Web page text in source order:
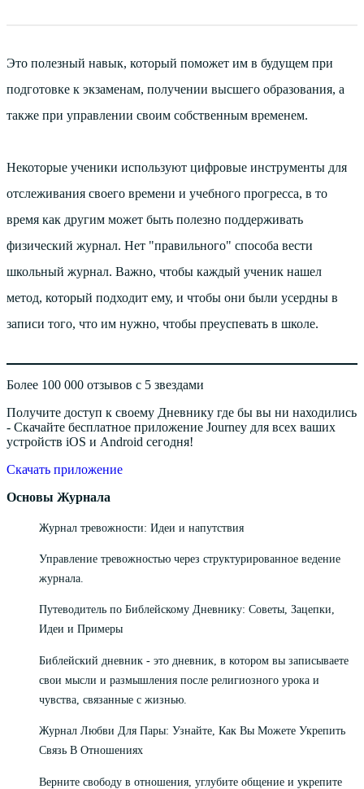
Это полезный навык, который поможет им в будущем при
подготовке к экзаменам, получении высшего образования, а
также при управлении своим собственным временем.
Некоторые ученики используют цифровые инструменты для
отслеживания своего времени и учебного прогресса, в то
время как другим может быть полезно поддерживать
физический журнал. Нет "правильного" способа вести
школьный журнал. Важно, чтобы каждый ученик нашел
метод, который подходит ему, и чтобы они были усердны в
записи того, что им нужно, чтобы преуспевать в школе.
Более 100 000 отзывов с 5 звездами
Получите доступ к своему Дневнику где бы вы ни находились
- Скачайте бесплатное приложение Journey для всех ваших
устройств iOS и Android сегодня!
Скачать приложение
Основы Журнала
Журнал тревожности: Идеи и напутствия
Управление тревожностью через структурированное ведение
журнала.
Путеводитель по Библейскому Дневнику: Советы, Зацепки,
Идеи и Примеры
Библейский дневник - это дневник, в котором вы записываете
свои мысли и размышления после религиозного урока и
чувства, связанные с жизнью.
Журнал Любви Для Пары: Узнайте, Как Вы Можете Укрепить
Связь В Отношениях
Верните свободу в отношения, углубите общение и укрепите